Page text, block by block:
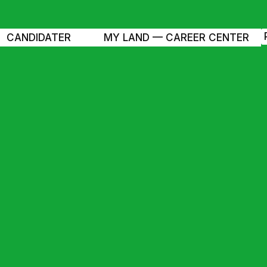
CANDIDATER MY LAND — CAREER CENTER